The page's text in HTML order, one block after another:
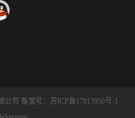
公司 备案号：苏ICP备17013950号-1